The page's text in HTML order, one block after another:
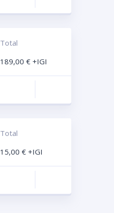
Total
189,00 € +IGI
Total
15,00 € +IGI